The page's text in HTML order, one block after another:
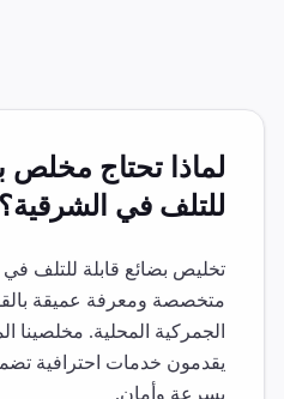
لماذا تحتاج مخلص
للتلف في الشرقية؟
تخليص بضائع قابلة للتلف في
متخصصة ومعرفة عميقة
الجمركية المحلية. مخلصينا
يقدمون خدمات احترافية
بسرعة وأمان.